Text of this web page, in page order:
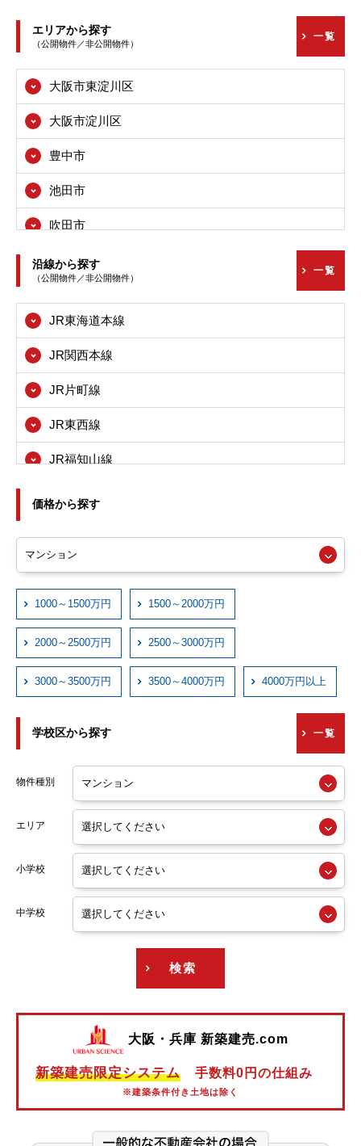
エリアから探す
（公開物件／非公開物件）
一覧
大阪市東淀川区
大阪市淀川区
豊中市
池田市
吹田市
高槻市
茨木市
八尾市
寝屋川市
箕面市
東大阪市
尼崎市
西宮市
伊丹市
宝塚市
川西市
沿線から探す
（公開物件／非公開物件）
一覧
JR東海道本線
JR関西本線
JR片町線
JR東西線
JR福知山線
近鉄奈良線
近鉄信貴線
近鉄けいはんな線
近鉄西信貴ケーブル
京阪交野線
阪急神戸線
阪急宝塚線
阪急京都線
阪急今津線
阪急甲陽線
阪急千里線
阪神本線
阪神なんば線
価格から探す
1000～1500万円 1500～2000万円
2000～2500万円 2500～3000万円
3000～3500万円 3500～4000万円 4000万円以上
学校区から探す 一覧
物件種別
エリア
小学校
中学校
検索
大阪・兵庫 新築建売.com
新築建売限定システム 手数料0円の仕組み
※建築条件付き土地は除く